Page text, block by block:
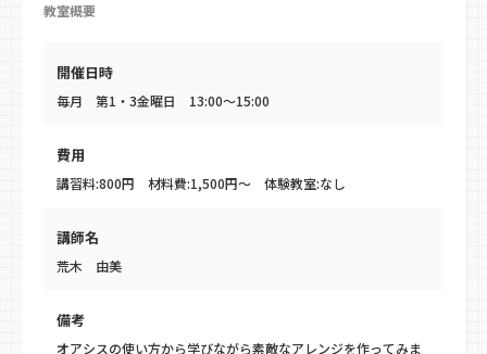
教室概要
開催日時
毎月 第1・3金曜日 13:00〜15:00
費用
講習料:800円 材料費:1,500円～ 体験教室:なし
講師名
荒木 由美
備考
オアシスの使い方から学びながら素敵なアレンジを作ってみま